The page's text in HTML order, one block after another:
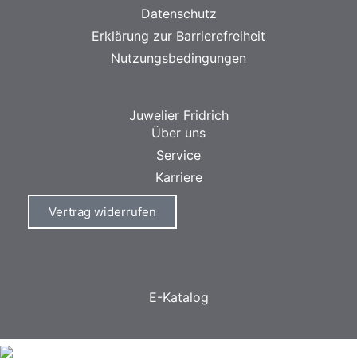
Datenschutz
Erklärung zur Barrierefreiheit
Nutzungsbedingungen
Juwelier Fridrich
Über uns
Service
Karriere
Vertrag widerrufen
E-Katalog